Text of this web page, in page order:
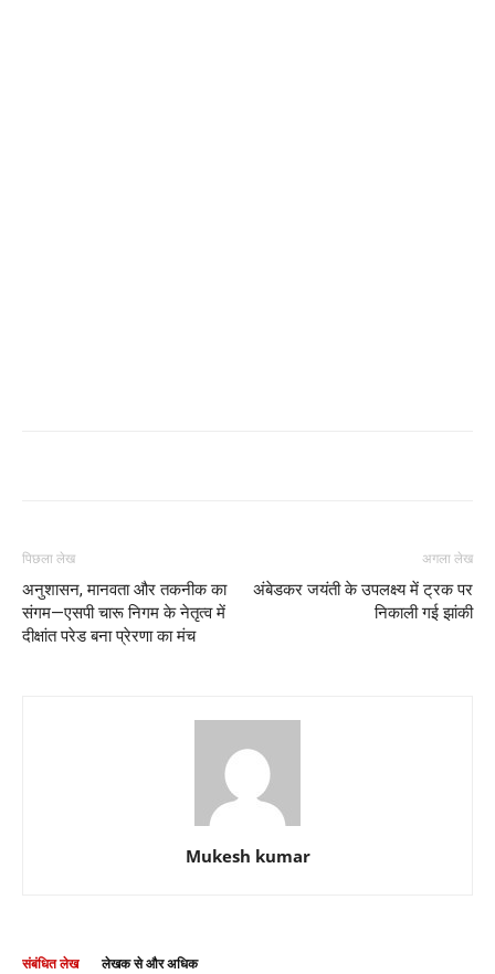
पिछला लेख
अनुशासन, मानवता और तकनीक का
संगम—एसपी चारू निगम के नेतृत्व में
दीक्षांत परेड बना प्रेरणा का मंच
अगला लेख
अंबेडकर जयंती के उपलक्ष्य में ट्रक पर
निकाली गई झांकी
Mukesh kumar
संबंधित लेख लेखक से और अधिक